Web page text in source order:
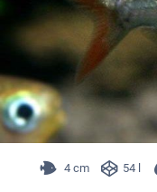
4 cm 54 l